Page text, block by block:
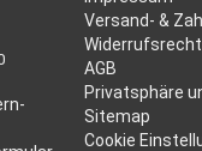
Versand- &
Widerrufsrecht
AGB
Privatsphäre
Sitemap
Cookie